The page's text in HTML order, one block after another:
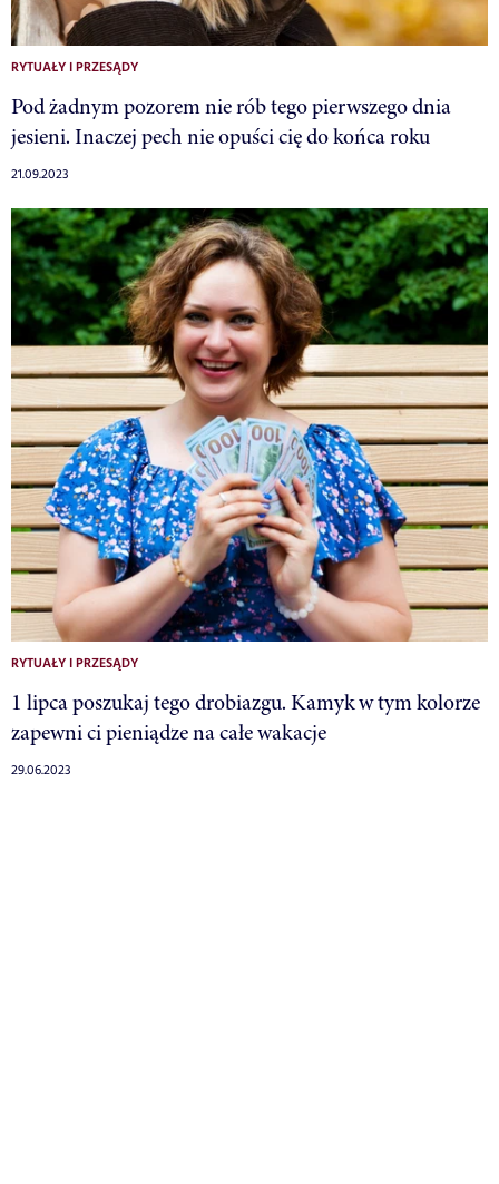
RYTUAŁY I PRZESĄDY
Pod żadnym pozorem nie rób tego pierwszego dnia
jesieni. Inaczej pech nie opuści cię do końca roku
21.09.2023
RYTUAŁY I PRZESĄDY
1 lipca poszukaj tego drobiazgu. Kamyk w tym kolorze
zapewni ci pieniądze na całe wakacje
29.06.2023